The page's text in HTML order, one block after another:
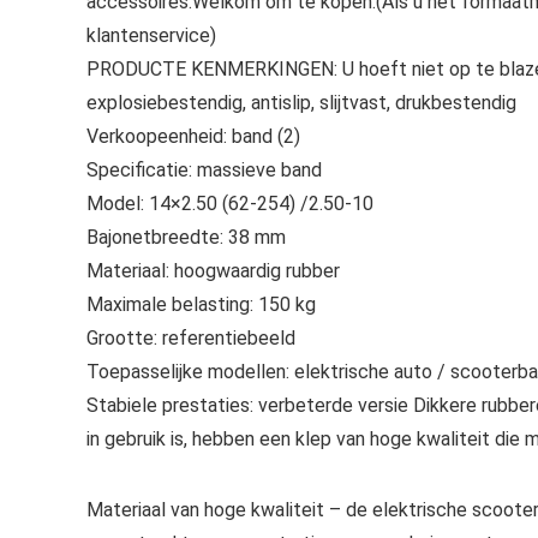
klantenservice)
PRODUCTE KENMERKINGEN: U hoeft niet op te
explosiebestendig, antislip, slijtvast, drukbestendig
Verkoopeenheid: band (2)
Specificatie: massieve band
Model: 14×2.50 (62-254) /2.50-10
Bajonetbreedte: 38 mm
Materiaal: hoogwaardig rubber
Maximale belasting: 150 kg
Grootte: referentiebeeld
Toepasselijke modellen: elektrische auto /
Stabiele prestaties: verbeterde versie Dikkere
in gebruik is, hebben een klep van hoge kwaliteit die
Materiaal van hoge kwaliteit – de elektrische